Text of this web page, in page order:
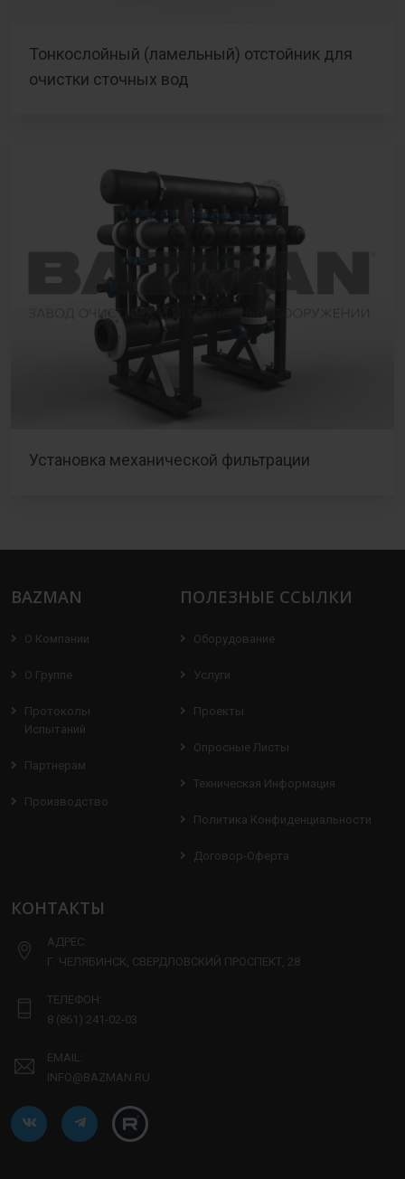
Тонкослойный (ламельный) отстойник для
очистки сточных вод
Установка механической фильтрации
BAZMAN
О Компании
О Группе
Протоколы
Испытаний
Партнерам
Производство
ПОЛЕЗНЫЕ ССЫЛКИ
Оборудование
Услуги
Проекты
Опросные Листы
Техническая Информация
Политика Конфиденциальности
Договор-Оферта
КОНТАКТЫ
АДРЕС:
Г. ЧЕЛЯБИНСК, СВЕРДЛОВСКИЙ ПРОСПЕКТ, 28
ТЕЛЕФОН:
8 (861) 241-02-03
EMAIL:
INFO@BAZMAN.RU